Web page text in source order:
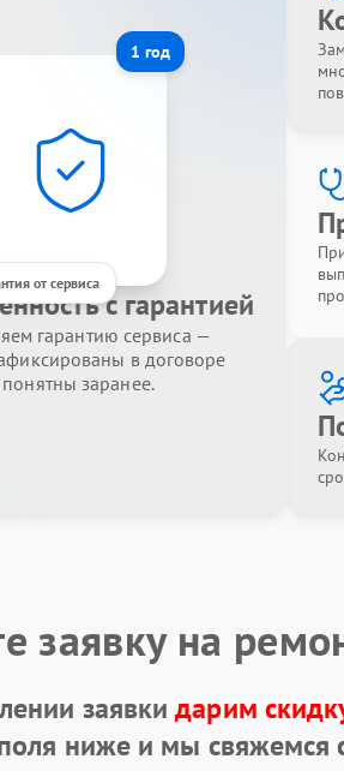
1 год
от сервиса
с гарантией
гарантию сервиса —
в договоре
заранее.
заявку на
заявкидарим
ниже и мы